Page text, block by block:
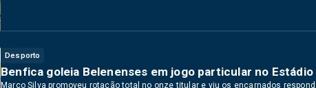
Desporto
Benfica goleia Belenenses em jogo particular no Estádio
Marco Silva promoveu rotação total no onze titular e viu os encarnados